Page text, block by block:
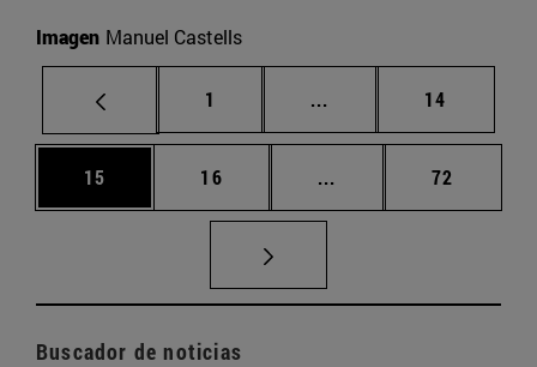
Imagen Manuel Castells
Página
1 ... Páginas intermedias
Página
14
Página
15 Página
16 ... Páginas intermedias
Página
72
Buscador de noticias